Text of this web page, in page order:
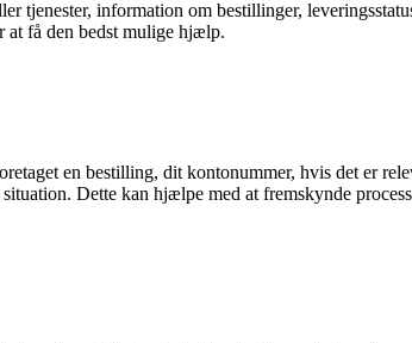
tjenester, information om bestillinger,
at få den bedst mulige hjælp.
en bestilling, dit kontonummer, hvis det er
Dette kan hjælpe med at fremskynde